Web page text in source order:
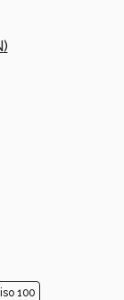
)
iso 100